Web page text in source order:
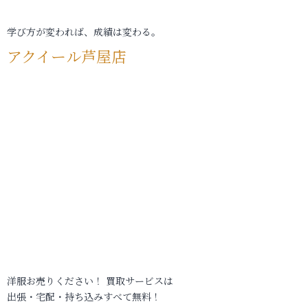
学び方が変われば、成績は変わる。
アクイール芦屋店
洋服お売りください！ 買取サービスは
出張・宅配・持ち込みすべて無料！